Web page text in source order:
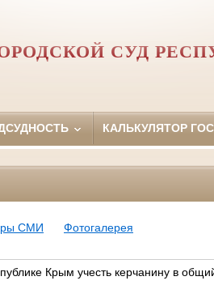
СУД
КАЛЬКУЛЯТОР
СМИ
Фотогалерея
Крым учесть керчанину в